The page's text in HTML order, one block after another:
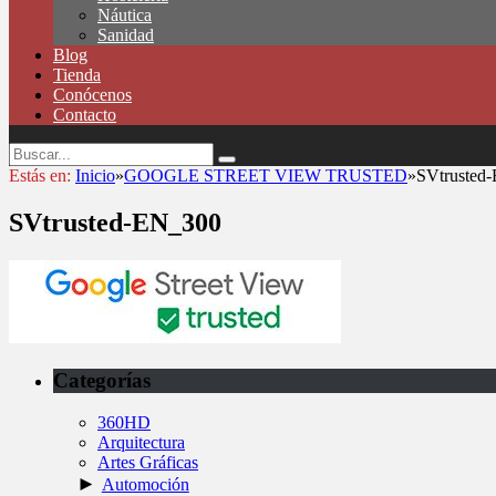
Náutica
Sanidad
Blog
Tienda
Conócenos
Contacto
Estás en: Inicio»GOOGLE STREET VIEW TRUSTED»
SVtrusted-EN_300
Categorías
360HD
Arquitectura
Artes Gráficas
► Automoción